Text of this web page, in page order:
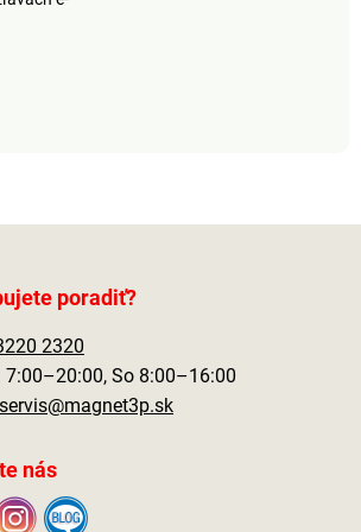
poradiť?
2320
7:00–20:00, So 8:00–16:00
servis@magnet3p.sk
nás